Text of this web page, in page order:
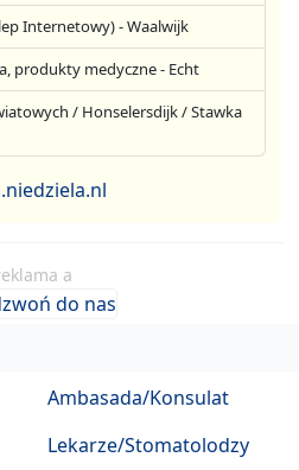
Internetowy) - Waalwijk
produkty medyczne - Echt
/ Honselersdijk / Stawka
a
Ambasada/Konsulat
Lekarze/Stomatolodzy